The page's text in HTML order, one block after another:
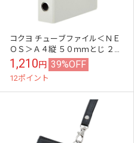
コクヨ チューブファイル＜ＮＥ
ＯＳ＞Ａ４縦 ５０ｍｍとじ ２穴
オフホワイト ﾌ-NE650W ネオス
多枚数 大量
1,210円 39%OFF
12ポイント